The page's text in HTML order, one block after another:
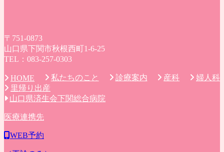
〒751-0873
山口県下関市秋根西町1-6-25
TEL：083-257-0303
HOME 私たちのこと 診療案内 産科
婦人科
里帰り出産
山口県済生会下関総合病院
医療連携先
WEB予約